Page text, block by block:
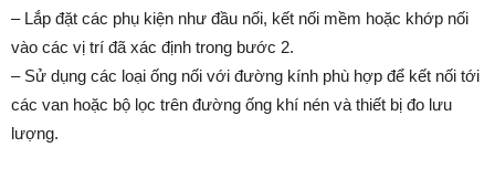
– Lắp đặt các phụ kiện như đầu nối, kết nối mềm hoặc khớp nối
vào các vị trí đã xác định trong bước 2.
– Sử dụng các loại ống nối với đường kính phù hợp để kết nối tới
các van hoặc bộ lọc trên đường ống khí nén và thiết bị đo lưu
lượng.